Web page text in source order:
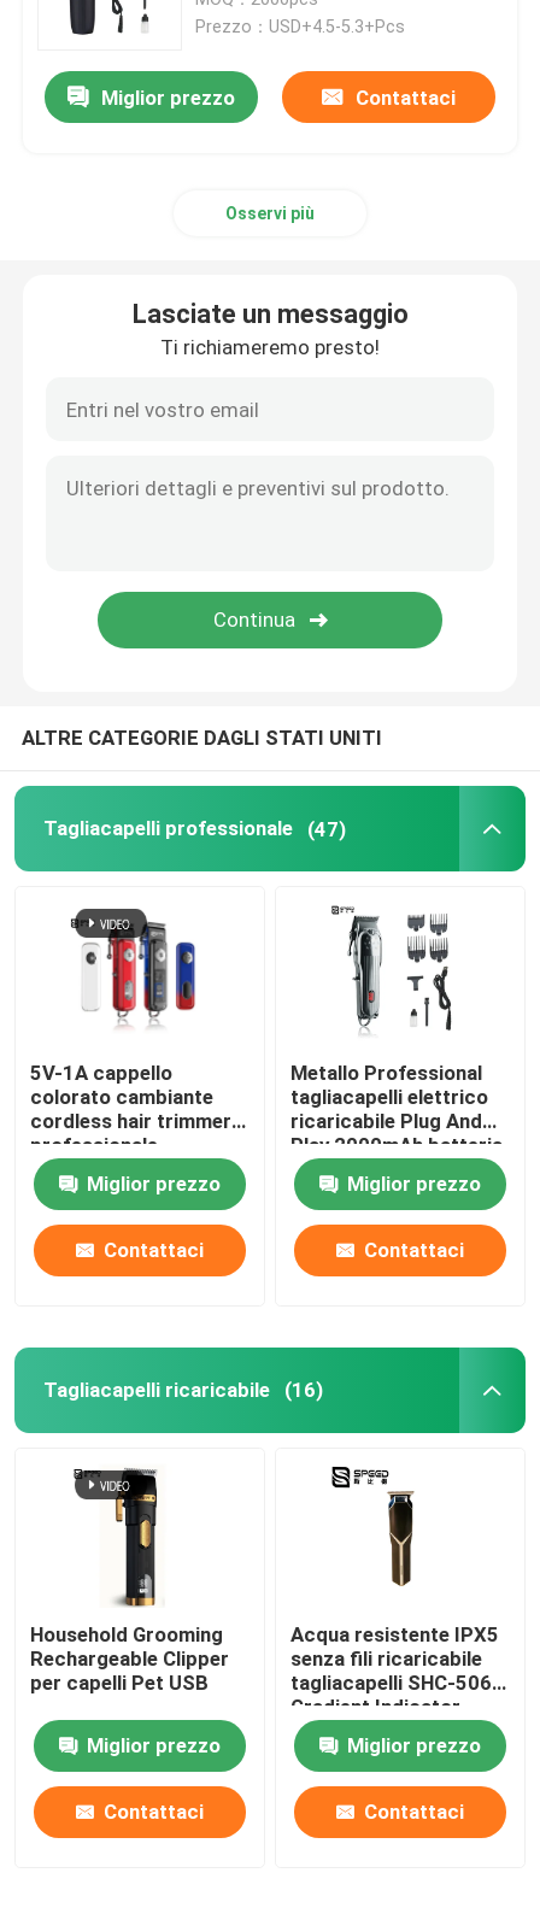
Un tagliacapelli impermeabile
Tagliatrice di capelli maschile
Tagliacapelli portatile
regolatore del corpo
Prezzo：USD+4.5-5.3+Pcs
Miglior prezzo Contattaci
Osservi più
Lasciate un messaggio
Ti richiameremo presto!
ALTRE CATEGORIE DAGLI STATI UNITI
Tagliacapelli professionale (47)
5V-1A cappello
colorato cambiante
cordless hair trimmer
professionale
Miglior prezzo
Contattaci
Metallo Professional
tagliacapelli elettrico
ricaricabile Plug And
Play 2000mAh batteria
al litio LED Display per
saloneMiglior prezzo
Contattaci
Tagliacapelli ricaricabile (16)
Household Grooming
Rechargeable Clipper
per capelli Pet USB
Miglior prezzo
Contattaci
Acqua resistente IPX5
senza fili ricaricabile
tagliacapelli SHC-5061
Gradient Indicator
Light
Miglior prezzo
Contattaci